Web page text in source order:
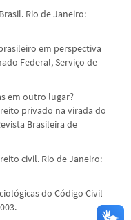
Rio de Janeiro:
em perspectiva
Federal, Serviço de
em outro lugar?
privado na virada do
Brasileira de
civil. Rio de Janeiro:
do Código Civil